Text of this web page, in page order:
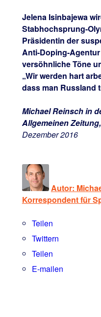
Jelena Isinbajewa
Stabhochsprung-
Präsidentin der
Anti-Doping-
versöhnliche Töne
„Wir werden hart
dass man Russland
Michael Reinsch in
Allgemeinen Zeitung,
Dezember 2016
Autor:
Korrespondent für
Teilen
Twittern
Teilen
E-mailen